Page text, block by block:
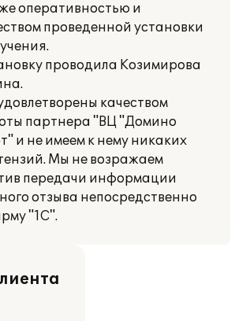
оперативностью и
проведенной установки
проводила Козимирова
качеством
партнера "ВЦ "Домино
и не имеем к нему никаких
Мы не возражаем
передачи информации
отзыва непосредственно
"1С".